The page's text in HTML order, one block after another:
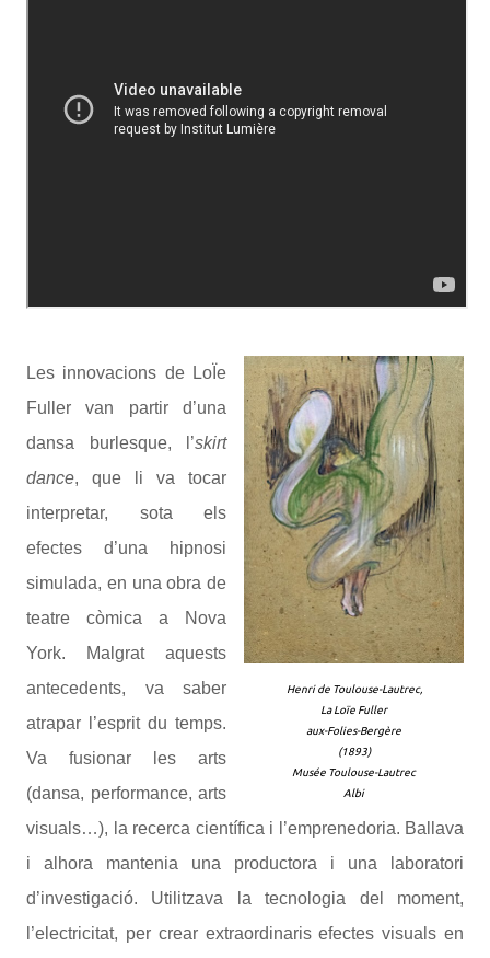
Henri de Toulouse-Lautrec,
La Loïe Fuller
aux-Folies-Bergère
(1893)
Musée Toulouse-Lautrec
Albi
Les innovacions de LoÏe
Fuller van partir d’una
dansa burlesque, l’skirt
dance, que li va tocar
interpretar, sota els
efectes d’una hipnosi
simulada, en una obra de
teatre còmica a Nova
York. Malgrat aquests
antecedents, va saber
atrapar l’esprit du temps.
Va fusionar les arts
(dansa, performance, arts
visuals…), la recerca científica i l’emprenedoria. Ballava
i alhora mantenia una productora i una laboratori
d’investigació. Utilitzava la tecnologia del moment,
l’electricitat, per crear extraordinaris efectes visuals en